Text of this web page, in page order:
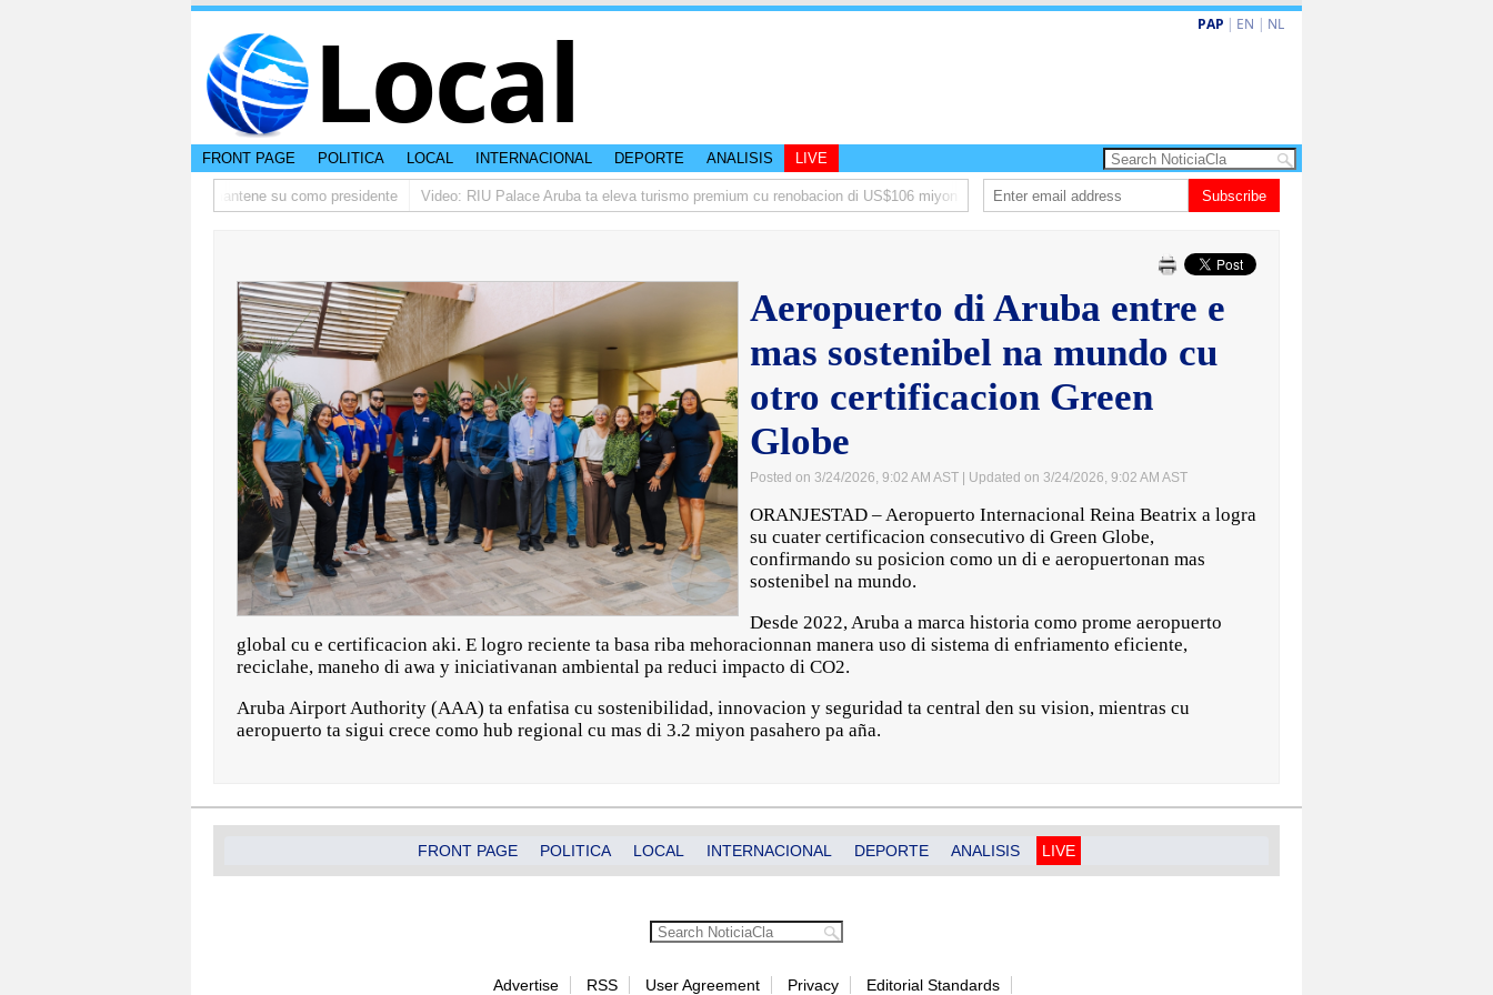
Local PAP | EN | NL
FRONT PAGE POLITICA LOCAL INTERNACIONAL DEPORTE ANALISIS LIVE
ta pidi disculpa, y FIFA ta mantene su como presidente Video: RIU Palace Aruba ta eleva turismo premium cu renobacion di US$106 miyon Aruba ta enfrenta Sur Korea den duelo di pitcheo
Subscribe
Aeropuerto di Aruba entre e
mas sostenibel na mundo cu
otro certificacion Green
Globe
Posted on 3/24/2026, 9:02 AM AST | Updated on 3/24/2026, 9:02 AM AST
ORANJESTAD – Aeropuerto Internacional Reina Beatrix a logra
su cuater certificacion consecutivo di Green Globe,
confirmando su posicion como un di e aeropuertonan mas
sostenibel na mundo.
Desde 2022, Aruba a marca historia como prome aeropuerto
global cu e certificacion aki. E logro reciente ta basa riba mehoracionnan manera uso di sistema di enfriamento eficiente,
reciclahe, maneho di awa y iniciativanan ambiental pa reduci impacto di CO2.
Aruba Airport Authority (AAA) ta enfatisa cu sostenibilidad, innovacion y seguridad ta central den su vision, mientras cu
aeropuerto ta sigui crece como hub regional cu mas di 3.2 miyon pasahero pa aña.
FRONT PAGE POLITICA LOCAL INTERNACIONAL DEPORTE ANALISIS LIVE
Advertise RSS User Agreement Privacy Editorial Standards